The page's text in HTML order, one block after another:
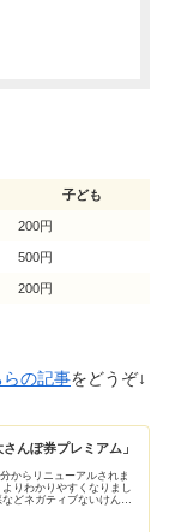
子ども
200円
500円
200円
らの記事をどうぞ↓
んぽ券プレミアム」
からリニューアルされま
りわかりやすくなりまし
どネガティブないけんも